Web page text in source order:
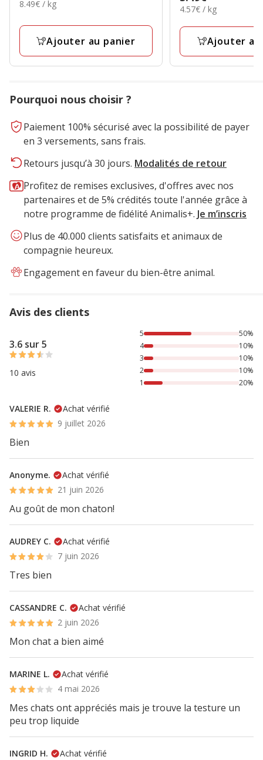
avec
13
16.99€
8.49€
Kg
8.49€ / kg
Ajouter au panier
avec
26
5.49€
4.57€
Kg
4.57€ / kg
Ajouter
Pourquoi nous choisir ?
Paiement 100% sécurisé avec la possibilité de payer
en 3 versements, sans frais.
Retours jusqu’à 30 jours. Modalités de retour
Profitez de remises exclusives, d'offres avec nos
partenaires et de 5% crédités toute l'année grâce à
notre programme de fidélité Animalis+. Je m’inscris
Plus de 40.000 clients satisfaits et animaux de
compagnie heureux.
Engagement en faveur du bien-être animal.
Avis des clients
3.6 sur 5
10 avis
50% des personnes lont noté avec {1} étoiles, 10% des
5
50%
4
10%
3
10%
2
10%
1
20%
VALERIE R.
Achat vérifié
9 juillet 2026
Bien
Anonyme.
Achat vérifié
21 juin 2026
Au goût de mon chaton!
AUDREY C.
Achat vérifié
7 juin 2026
Tres bien
CASSANDRE C.
Achat vérifié
2 juin 2026
Mon chat a bien aimé
MARINE L.
Achat vérifié
4 mai 2026
Mes chats ont appréciés mais je trouve la testure un
peu trop liquide
INGRID H.
Achat vérifié